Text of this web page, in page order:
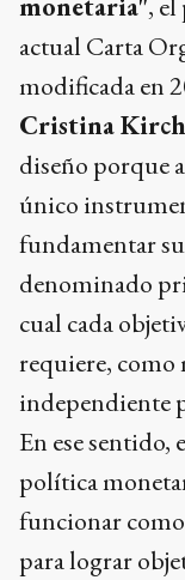
actual Carta
modificada en
Cristina
diseño porque
único
fundamentar
denominado
cual cada
requiere,
independiente
En ese sentido,
política
funcionar
para lograr